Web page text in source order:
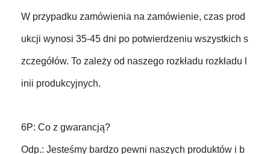
W przypadku zamówienia na zamówienie, czas prod
ukcji wynosi 35-45 dni po potwierdzeniu wszystkich s
zczegółów. To zależy od naszego rozkładu rozkładu l
inii produkcyjnych.
6P: Co z gwarancją?
Odp.: Jesteśmy bardzo pewni naszych produktów i b